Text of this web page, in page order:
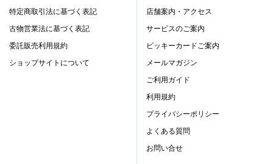
特定商取引法に基づく表記
古物営業法に基づく表記
委託販売利用規約
ショップサイトについて
店舗案内・アクセス
サービスのご案内
ビッキーカードご案内
メールマガジン
ご利用ガイド
利用規約
プライバシーポリシー
よくある質問
お問い合せ